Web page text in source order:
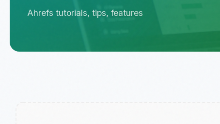
Ahrefs tutorials, tips, features